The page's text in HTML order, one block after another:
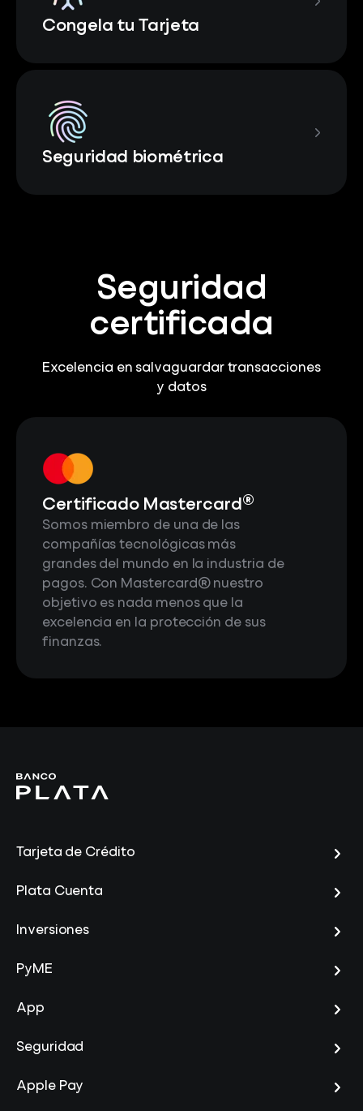
Congela tu Tarjeta
Seguridad biométrica
Seguridad
certificada
Excelencia en salvaguardar transacciones
y datos
Certificado Mastercard®
Somos miembro de una de las
compañías tecnológicas más
grandes del mundo en la industria de
pagos. Con Mastercard® nuestro
objetivo es nada menos que la
excelencia en la protección de sus
finanzas.
Tarjeta de Crédito
Plata Cuenta
Inversiones
PyME
App
Seguridad
Apple Pay